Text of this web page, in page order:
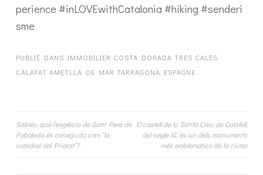
perience #inLOVEwithCatalonia #hiking #senderi
sme
PUBLIÉ DANS IMMOBILIER COSTA DORADA TRES CALES
CALAFAT AMETLLA DE MAR TARRAGONA ESPAGNE
Navigation
de
Sabíeu que l’església de Sant Pere de
Poboleda és coneguda com “la
catedral del Priorat”?
El castell de la Santa Creu de Calafell,
del segle XI, és un dels monuments
més emblemàtics de la ciutat